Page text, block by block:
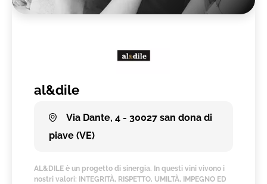
al&dile
Via Dante, 4 - 30027 san dona di
piave (VE)
AL&DILE è un progetto di sinergia. In questi vini vivono i
nostri valori: INTEGRITÀ, RISPETTO, UMILTÀ, IMPEGNO ED